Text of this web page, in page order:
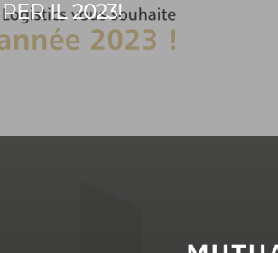
IL 2023!